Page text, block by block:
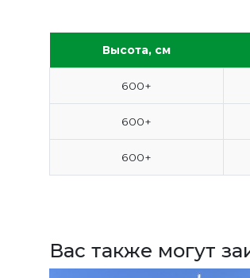
Высота, см
600+
600+
600+
Вас также могут